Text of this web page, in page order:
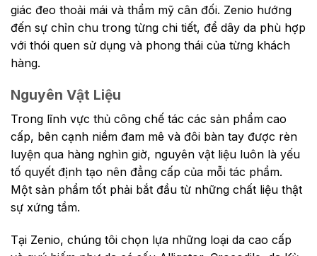
giác đeo thoải mái và thẩm mỹ cân đối. Zenio hướng
đến sự chỉn chu trong từng chi tiết, để dây da phù hợp
với thói quen sử dụng và phong thái của từng khách
hàng.
Nguyên Vật Liệu
Trong lĩnh vực thủ công chế tác các sản phẩm cao
cấp, bên cạnh niềm đam mê và đôi bàn tay được rèn
luyện qua hàng nghìn giờ, nguyên vật liệu luôn là yếu
tố quyết định tạo nên đẳng cấp của mỗi tác phẩm.
Một sản phẩm tốt phải bắt đầu từ những chất liệu thật
sự xứng tầm.
Tại Zenio, chúng tôi chọn lựa những loại da cao cấp